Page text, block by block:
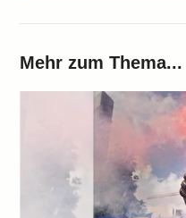
Mehr zum Thema...